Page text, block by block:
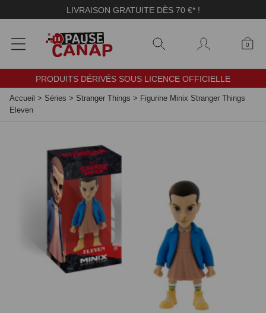
LIVRAISON GRATUITE DÈS 70 €* !
0
PRODUITS DÉRIVÉS SOUS LICENCE OFFICIELLE
Accueil > Séries > Stranger Things > Figurine Minix Stranger Things
Eleven
Panneau de gestion des cookies